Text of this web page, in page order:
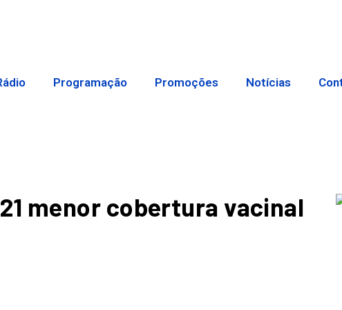
Programação Promoções Notícias
menor cobertura vacinal